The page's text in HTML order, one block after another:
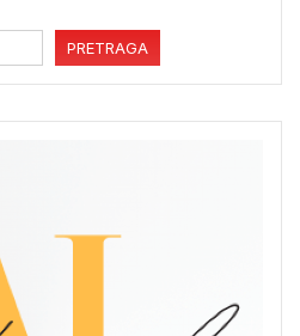
PRETRAGA